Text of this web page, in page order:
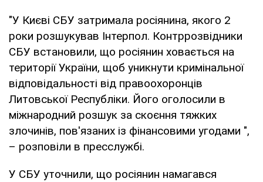
"У Києві СБУ затримала росіянина, якого 2
роки розшукував Інтерпол. Контррозвідники
СБУ встановили, що росіянин ховається на
території України, щоб уникнути кримінальної
відповідальності від правоохоронців
Литовської Республіки. Його оголосили в
міжнародний розшук за скоєння тяжких
злочинів, пов'язаних із фінансовими угодами ",
– розповіли в пресслужбі.
У СБУ уточнили, що росіянин намагався